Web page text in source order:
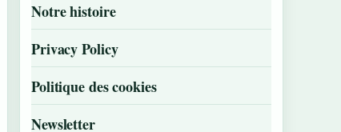
Notre histoire
Privacy Policy
Politique des cookies
Newsletter